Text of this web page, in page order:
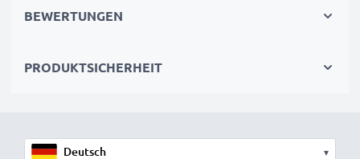
Leistung / Power Watt:
★ 3 Jahre Garantie ★
BEWERTUNGEN
PRODUKTSICHERHEIT
▾